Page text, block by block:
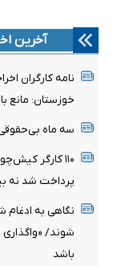
آخرین
نامه کارگران
خوزستان: مانع
سه ماه بی‌حقوقی
۱۱۰ کارگر
پرداخت شد نه
نگاهی به ادغام
شوند/
باشد